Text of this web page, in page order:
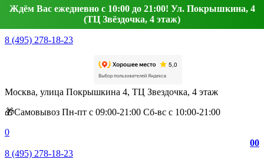
Ждём Вас ежедневно с 10:00 до 21:00! Ул. Покрышкина, 4
(ТЦ Звёздочка, 4 этаж)
8 (495) 278-18-23
Москва, улица Покрышкина 4, ТЦ Звездочка, 4 этаж
🎁Самовывоз Пн-пт с 09:00-21:00 Сб-вс с 10:00-21:00
0
00
8 (495) 278-18-23